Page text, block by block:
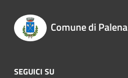
Comune di Palena
SEGUICI SU